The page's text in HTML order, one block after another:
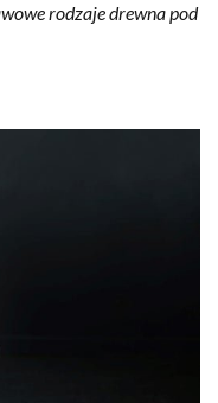
rodzaje drewna pod